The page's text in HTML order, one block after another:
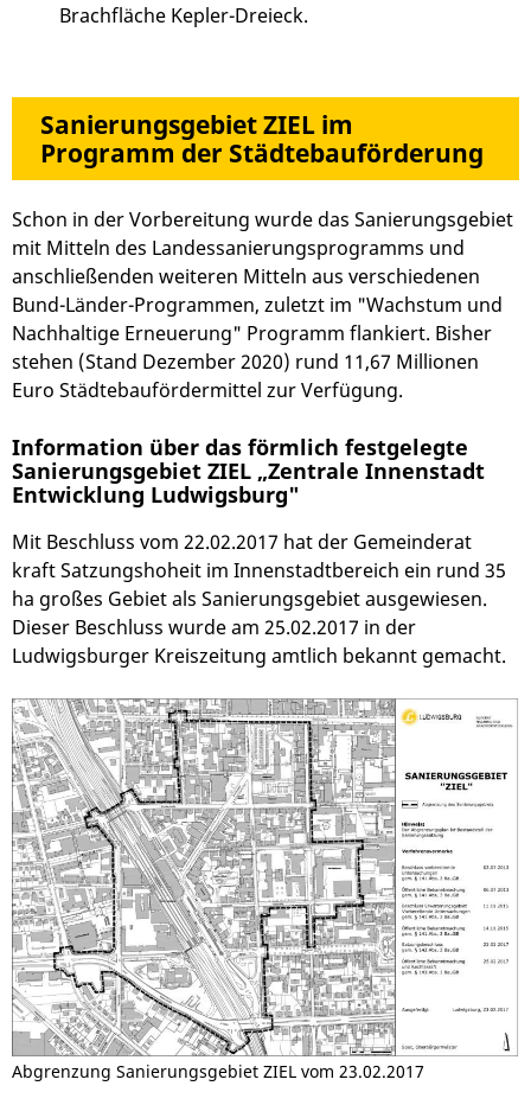
Brachfläche Kepler-Dreieck.
Sanierungsgebiet ZIEL im
Programm der Städtebauförderung
Schon in der Vorbereitung wurde das Sanierungsgebiet
mit Mitteln des Landessanierungsprogramms und
anschließenden weiteren Mitteln aus verschiedenen
Bund-Länder-Programmen, zuletzt im "Wachstum und
Nachhaltige Erneuerung" Programm flankiert. Bisher
stehen (Stand Dezember 2020) rund 11,67 Millionen
Euro Städtebaufördermittel zur Verfügung.
Information über das förmlich festgelegte
Sanierungsgebiet ZIEL „Zentrale Innenstadt
Entwicklung Ludwigsburg"
Mit Beschluss vom 22.02.2017 hat der Gemeinderat
kraft Satzungshoheit im Innenstadtbereich ein rund 35
ha großes Gebiet als Sanierungsgebiet ausgewiesen.
Dieser Beschluss wurde am 25.02.2017 in der
Ludwigsburger Kreiszeitung amtlich bekannt gemacht.
Abgrenzung Sanierungsgebiet ZIEL vom 23.02.2017